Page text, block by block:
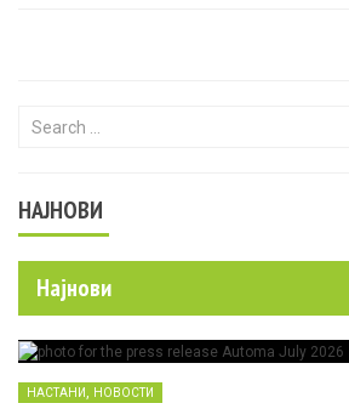
Search for:
НАЈНОВИ
Најнови
НАСТАНИ, НОВОСТИ